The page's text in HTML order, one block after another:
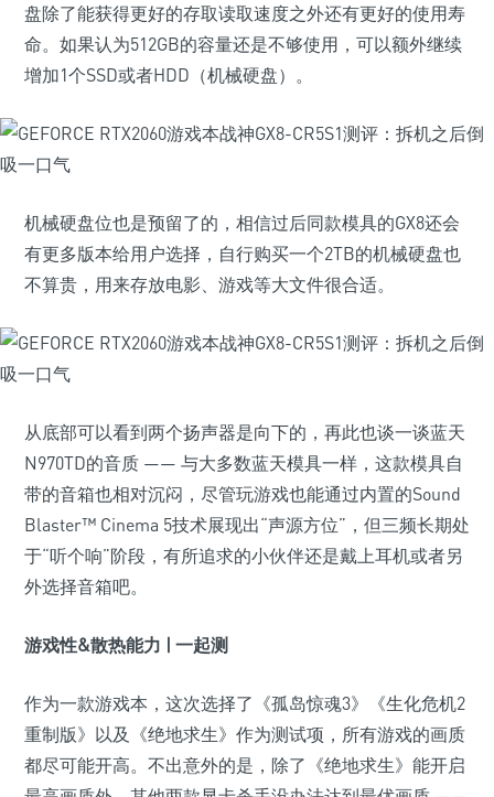
盘除了能获得更好的存取读取速度之外还有更好的使用寿
命。如果认为512GB的容量还是不够使用，可以额外继续
增加1个SSD或者HDD（机械硬盘）。
机械硬盘位也是预留了的，相信过后同款模具的GX8还会
有更多版本给用户选择，自行购买一个2TB的机械硬盘也
不算贵，用来存放电影、游戏等大文件很合适。
从底部可以看到两个扬声器是向下的，再此也谈一谈蓝天
N970TD的音质 —— 与大多数蓝天模具一样，这款模具自
带的音箱也相对沉闷，尽管玩游戏也能通过内置的Sound
Blaster™ Cinema 5技术展现出“声源方位”，但三频长期处
于“听个响”阶段，有所追求的小伙伴还是戴上耳机或者另
外选择音箱吧。
游戏性&散热能力 | 一起测
作为一款游戏本，这次选择了《孤岛惊魂3》《生化危机2
重制版》以及《绝地求生》作为测试项，所有游戏的画质
都尽可能开高。不出意外的是，除了《绝地求生》能开启